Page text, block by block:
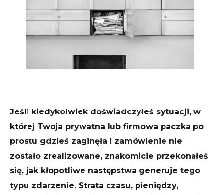
Jeśli kiedykolwiek doświadczyłeś sytuacji, w
której Twoja prywatna lub firmowa paczka po
prostu gdzieś zaginęła i zamówienie nie
zostało zrealizowane, znakomicie przekonałeś
się, jak kłopotliwe następstwa generuje tego
typu zdarzenie. Strata czasu, pieniędzy,